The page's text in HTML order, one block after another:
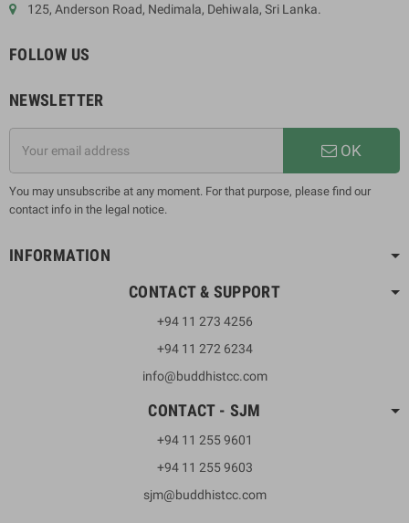
125, Anderson Road, Nedimala, Dehiwala, Sri Lanka.
FOLLOW US
NEWSLETTER
OK
You may unsubscribe at any moment. For that purpose, please find our
contact info in the legal notice.
INFORMATION
CONTACT & SUPPORT
+94 11 273 4256
+94 11 272 6234
info@buddhistcc.com
CONTACT - SJM
+94 11 255 9601
+94 11 255 9603
sjm@buddhistcc.com